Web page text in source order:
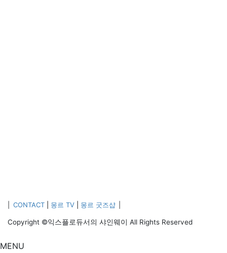
CONTACT| 몽르 TV| 몽르 굿즈샵
Copyright ©익스플로듀서의 샤인웨이 All Rights Reserved
MENU